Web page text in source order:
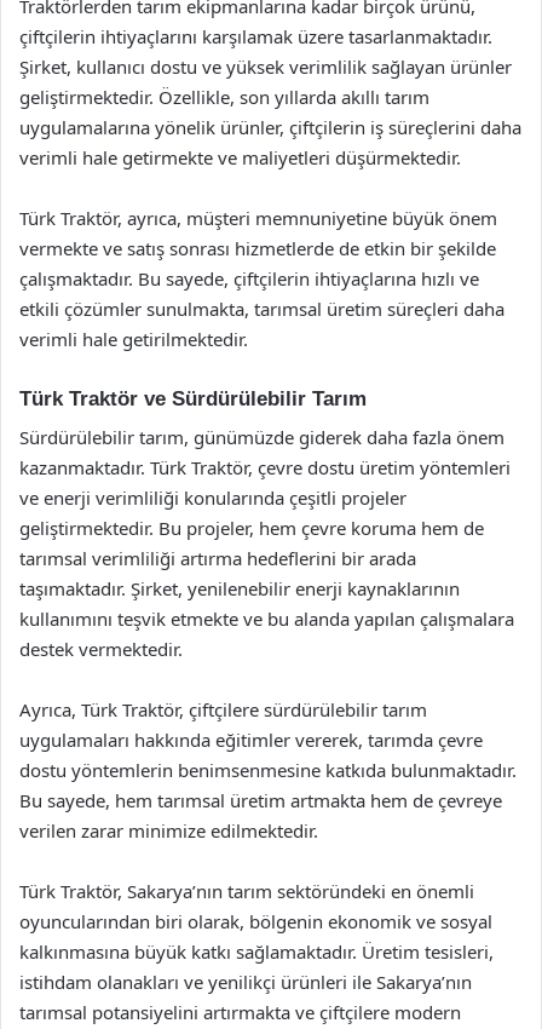
Traktörlerden tarım ekipmanlarına kadar birçok ürünü,
çiftçilerin ihtiyaçlarını karşılamak üzere tasarlanmaktadır.
Şirket, kullanıcı dostu ve yüksek verimlilik sağlayan ürünler
geliştirmektedir. Özellikle, son yıllarda akıllı tarım
uygulamalarına yönelik ürünler, çiftçilerin iş süreçlerini daha
verimli hale getirmekte ve maliyetleri düşürmektedir.
Türk Traktör, ayrıca, müşteri memnuniyetine büyük önem
vermekte ve satış sonrası hizmetlerde de etkin bir şekilde
çalışmaktadır. Bu sayede, çiftçilerin ihtiyaçlarına hızlı ve
etkili çözümler sunulmakta, tarımsal üretim süreçleri daha
verimli hale getirilmektedir.
Türk Traktör ve Sürdürülebilir Tarım
Sürdürülebilir tarım, günümüzde giderek daha fazla önem
kazanmaktadır. Türk Traktör, çevre dostu üretim yöntemleri
ve enerji verimliliği konularında çeşitli projeler
geliştirmektedir. Bu projeler, hem çevre koruma hem de
tarımsal verimliliği artırma hedeflerini bir arada
taşımaktadır. Şirket, yenilenebilir enerji kaynaklarının
kullanımını teşvik etmekte ve bu alanda yapılan çalışmalara
destek vermektedir.
Ayrıca, Türk Traktör, çiftçilere sürdürülebilir tarım
uygulamaları hakkında eğitimler vererek, tarımda çevre
dostu yöntemlerin benimsenmesine katkıda bulunmaktadır.
Bu sayede, hem tarımsal üretim artmakta hem de çevreye
verilen zarar minimize edilmektedir.
Türk Traktör, Sakarya’nın tarım sektöründeki en önemli
oyuncularından biri olarak, bölgenin ekonomik ve sosyal
kalkınmasına büyük katkı sağlamaktadır. Üretim tesisleri,
istihdam olanakları ve yenilikçi ürünleri ile Sakarya’nın
tarımsal potansiyelini artırmakta ve çiftçilere modern